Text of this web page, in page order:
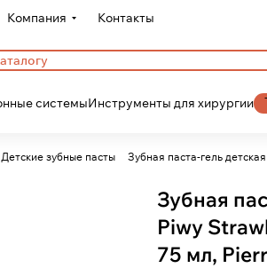
Компания Контакты
системыИнструменты для хирургии
Детские зубные пасты Зубная паста-гель
Зубная
Piwy
75 мл,